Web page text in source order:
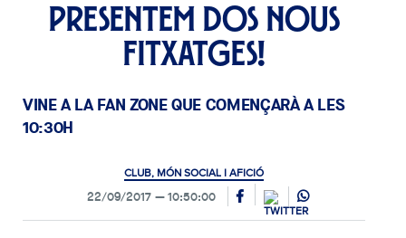
Presentem dos nous
fitxatges!
VINE A LA FAN ZONE QUE COMENÇARÀ A LES
10:30H
CLUB, MÓN SOCIAL I AFICIÓ
22/09/2017 10:50:00